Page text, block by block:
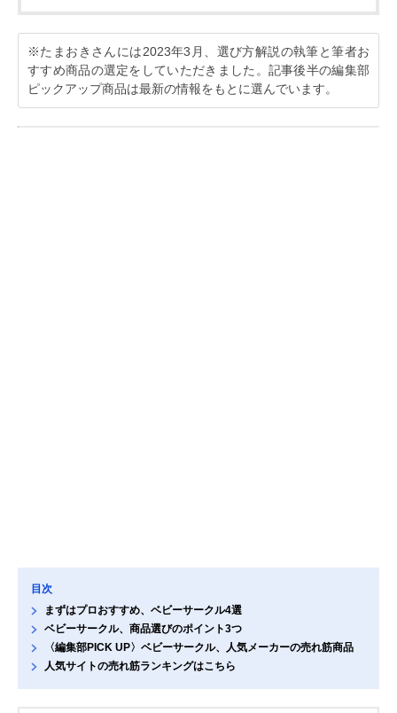
※たまおきさんには2023年3月、選び方解説の執筆と筆者お
すすめ商品の選定をしていただきました。記事後半の編集部
ピックアップ商品は最新の情報をもとに選んでいます。
目次
まずはプロおすすめ、ベビーサークル4選
ベビーサークル、商品選びのポイント3つ
〈編集部PICK UP〉ベビーサークル、人気メーカーの売れ筋商品
人気サイトの売れ筋ランキングはこちら